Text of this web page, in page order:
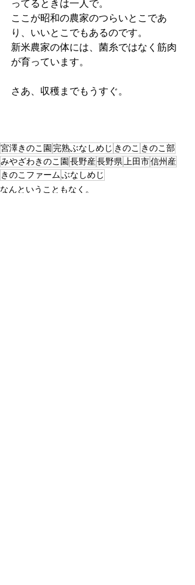
ってるときは一人で。
ここが昭和の農家のつらいとこであ
り、いいとこでもあるのです。
新米農家の体には、菌糸ではなく筋肉
が育っています。
さあ、収穫までもうすぐ。
宮澤きのこ園 完熟ぶなしめじ きのこ きのこ部
みやざわきのこ園長野産長野県上田市信州産
きのこファームぶなしめじ
なんということもなく。